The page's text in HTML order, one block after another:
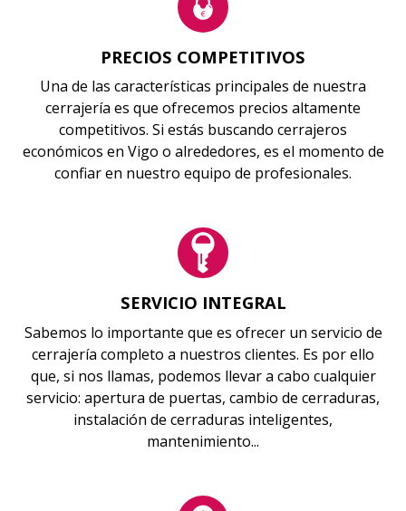
PRECIOS COMPETITIVOS
Una de las características principales de nuestra
cerrajería es que ofrecemos precios altamente
competitivos. Si estás buscando cerrajeros
económicos en Vigo o alrededores, es el momento de
confiar en nuestro equipo de profesionales.
SERVICIO INTEGRAL
Sabemos lo importante que es ofrecer un servicio de
cerrajería completo a nuestros clientes. Es por ello
que, si nos llamas, podemos llevar a cabo cualquier
servicio: apertura de puertas, cambio de cerraduras,
instalación de cerraduras inteligentes,
mantenimiento...